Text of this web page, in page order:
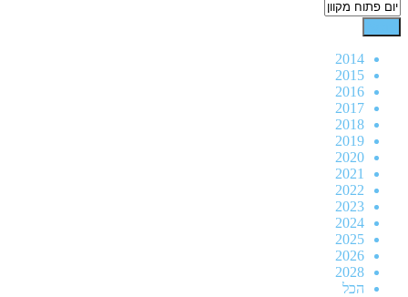
2014
2015
2016
2017
2018
2019
2020
2021
2022
2023
2024
2025
2026
2028
הכל